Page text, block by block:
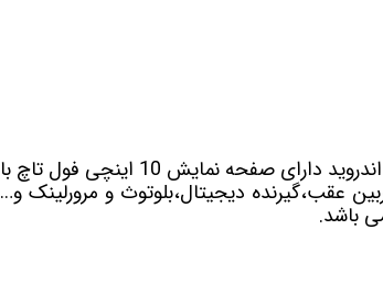
با سیستم عامل اندروید دارای صفحه نمایش 10 اینچی فول تاچ با
عقب،گیرنده دیجیتال،بلوتوث و مرورلینک و…